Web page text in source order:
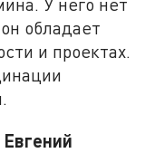
У него нет
обладает
и проектах.
Евгений